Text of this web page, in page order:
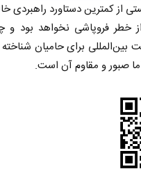
از کمترین دستاورد راهبردی
خطر فروپاشی نخواهد بود و
بين‌المللی برای حامیان
صبور و مقاوم آن است.